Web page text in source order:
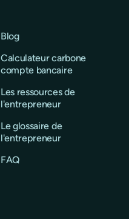
Blog
Calculateur carbone
compte bancaire
Les ressources de
l'entrepreneur
Le glossaire de
l'entrepreneur
FAQ